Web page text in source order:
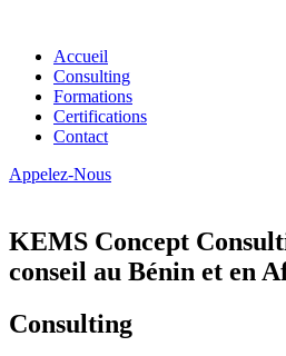
Accueil
Consulting
Formations
Certifications
Contact
Appelez-Nous
KEMS Concept
conseil au Bénin et en
Consulting